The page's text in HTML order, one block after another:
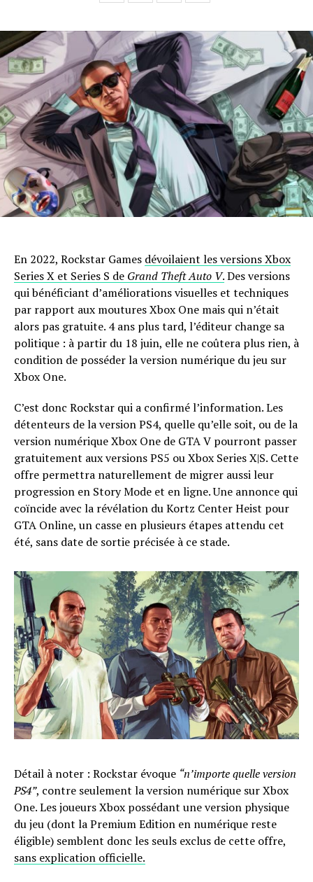
En 2022, Rockstar Games dévoilaient les versions Xbox
Series X et Series S de Grand Theft Auto V.Des versions
qui bénéficiant d’améliorations visuelles et techniques
par rapport aux moutures Xbox One mais qui n’était
alors pas gratuite. 4 ans plus tard, l’éditeur change sa
politique : à partir du 18 juin, elle ne coûtera plus rien, à
condition de posséder la version numérique du jeu sur
Xbox One.
C’est donc Rockstar qui a confirmé l’information. Les
détenteurs de la version PS4, quelle qu’elle soit, ou de la
version numérique Xbox One de GTA V pourront passer
gratuitement aux versions PS5 ou Xbox Series X|S. Cette
offre permettra naturellement de migrer aussi leur
progression en Story Mode et en ligne. Une annonce qui
coïncide avec la révélation du Kortz Center Heist pour
GTA Online, un casse en plusieurs étapes attendu cet
été, sans date de sortie précisée à ce stade.
Détail à noter : Rockstar évoque “n’importe quelle version
PS4”, contre seulement la version numérique sur Xbox
One. Les joueurs Xbox possédant une version physique
du jeu (dont la Premium Edition en numérique reste
éligible) semblent donc les seuls exclus de cette offre,
sans explication officielle.